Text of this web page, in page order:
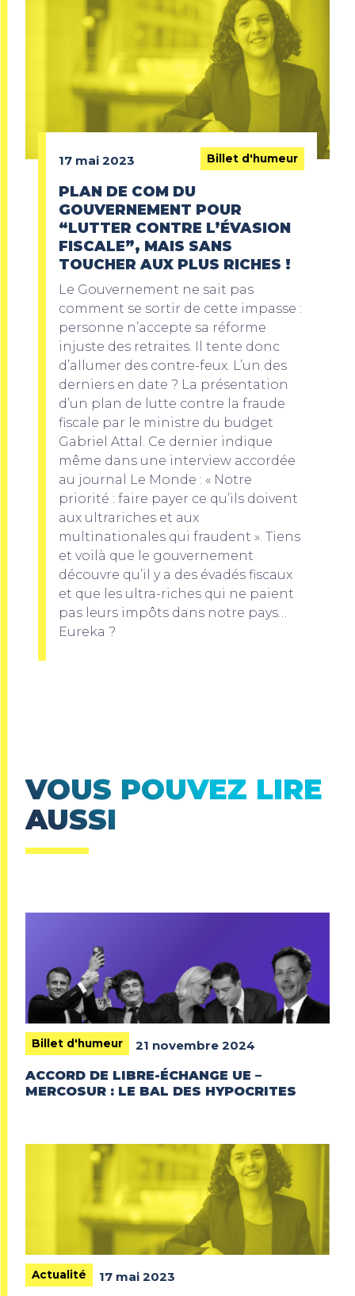
17 mai 2023 Billet d'humeur
PLAN DE COM DU
GOUVERNEMENT POUR
“LUTTER CONTRE L’ÉVASION
FISCALE”, MAIS SANS
TOUCHER AUX PLUS RICHES !
Le Gouvernement ne sait pas
comment se sortir de cette impasse :
personne n’accepte sa réforme
injuste des retraites. Il tente donc
d’allumer des contre-feux. L’un des
derniers en date ? La présentation
d’un plan de lutte contre la fraude
fiscale par le ministre du budget
Gabriel Attal. Ce dernier indique
même dans une interview accordée
au journal Le Monde : « Notre
priorité : faire payer ce qu’ils doivent
aux ultrariches et aux
multinationales qui fraudent ». Tiens
et voilà que le gouvernement
découvre qu’il y a des évadés fiscaux
et que les ultra-riches qui ne paient
pas leurs impôts dans notre pays…
Eureka ?
VOUS POUVEZ LIRE
AUSSI
Billet d'humeur
21 novembre 2024
ACCORD DE LIBRE-ÉCHANGE UE –
MERCOSUR : LE BAL DES HYPOCRITES
Actualité 17 mai 2023